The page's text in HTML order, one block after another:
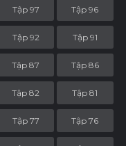
Tập 97 Tập 96
Tập 92 Tập 91
Tập 87 Tập 86
Tập 82 Tập 81
Tập 77 Tập 76